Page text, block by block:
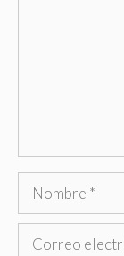
Nombre
Correo